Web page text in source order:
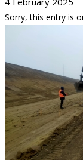
Sorry, this entry is